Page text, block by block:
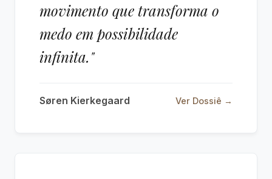
movimento que transforma o
medo em possibilidade
infinita."
Søren Kierkegaard Ver Dossiê →